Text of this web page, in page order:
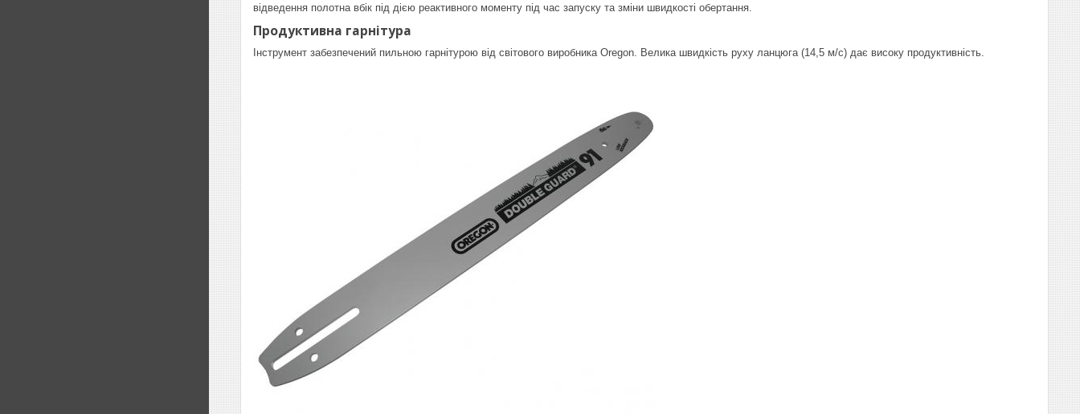
відведення полотна вбік під дією реактивного моменту під час запуску та зміни швидкості обертання.
Продуктивна гарнітура
Інструмент забезпечений пильною гарнітурою від світового виробника Oregon. Велика швидкість руху ланцюга (14,5 м/с) дає високу продуктивність.